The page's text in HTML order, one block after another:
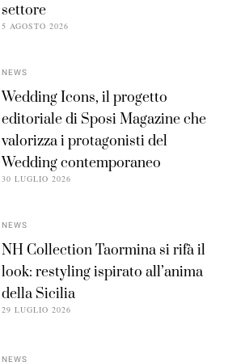
settore
5 AGOSTO 2026
NEWS
Wedding Icons, il progetto
editoriale di Sposi Magazine che
valorizza i protagonisti del
Wedding contemporaneo
30 LUGLIO 2026
NEWS
NH Collection Taormina si rifà il
look: restyling ispirato all’anima
della Sicilia
29 LUGLIO 2026